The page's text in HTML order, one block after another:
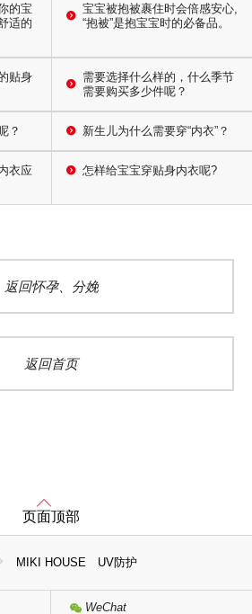
的宝
适的
宝宝被抱被裹住时会倍感安心,
“抱被”是抱宝宝时的必备品。
贴身
需要选择什么样的，什么季节
需要购买多少件呢？
？ 新生儿为什么需要穿“内衣”？
衣应
怎样给宝宝穿贴身内衣呢?
返回怀孕、分娩
返回首页
页面顶部
MIKI HOUSE UV防护
WeChat